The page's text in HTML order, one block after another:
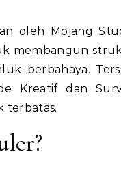
oleh Mojang
membangun
berbahaya.
Kreatif dan
terbatas.